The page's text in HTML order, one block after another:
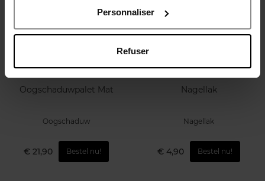
Personnaliser
Refuser
APRIL
Oogschaduwpalet Mat
Oogschaduw
€ 21,90 Bestel nu!
APRIL
Nagellak
Nagellak
€ 4,90 Bestel nu!